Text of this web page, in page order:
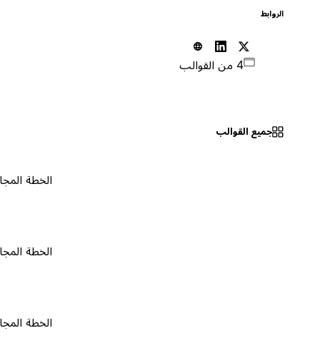
جميع القوالب
الخطة المجانية ٠
الخطة المجانية ٠
الخطة المجانية ٠